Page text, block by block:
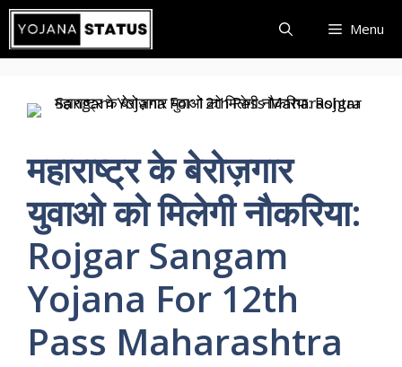
Skip
content
Menu
महाराष्ट्र के बेरोज़गार
युवाओ को मिलेगी नौकरिया:
Rojgar Sangam
Yojana For 12th
Pass Maharashtra